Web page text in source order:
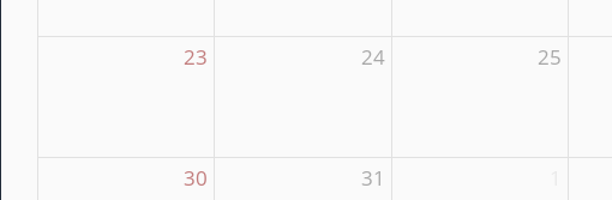
23 24 25
30 31